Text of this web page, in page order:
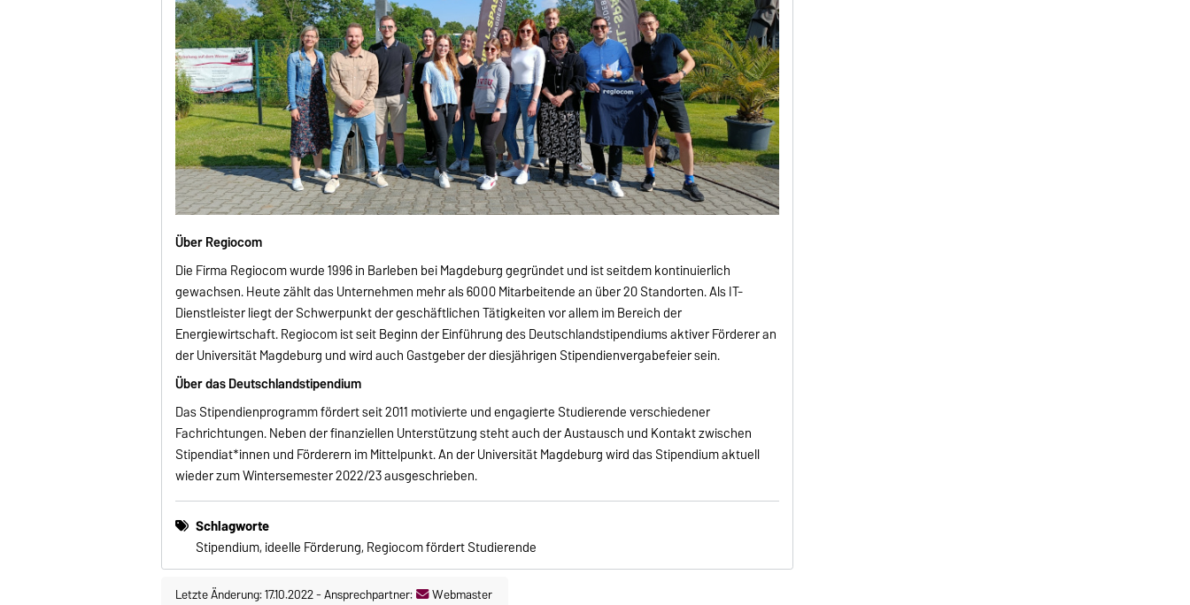
Über Regiocom
Die Firma Regiocom wurde 1996 in Barleben bei Magdeburg gegründet und ist seitdem kontinuierlich
gewachsen. Heute zählt das Unternehmen mehr als 6000 Mitarbeitende an über 20 Standorten. Als IT-
Dienstleister liegt der Schwerpunkt der geschäftlichen Tätigkeiten vor allem im Bereich der
Energiewirtschaft. Regiocom ist seit Beginn der Einführung des Deutschlandstipendiums aktiver Förderer an
der Universität Magdeburg und wird auch Gastgeber der diesjährigen Stipendienvergabefeier sein.
Über das Deutschlandstipendium
Das Stipendienprogramm fördert seit 2011 motivierte und engagierte Studierende verschiedener
Fachrichtungen. Neben der finanziellen Unterstützung steht auch der Austausch und Kontakt zwischen
Stipendiat*innen und Förderern im Mittelpunkt. An der Universität Magdeburg wird das Stipendium aktuell
wieder zum Wintersemester 2022/23 ausgeschrieben.
Schlagworte
Stipendium, ideelle Förderung, Regiocom fördert Studierende
Letzte Änderung: 17.10.2022-Ansprechpartner: Webmaster